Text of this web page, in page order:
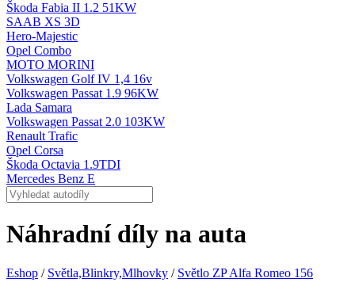
Škoda Fabia II 1.2 51KW
SAAB XS 3D
Hero-Majestic
Opel Combo
MOTO MORINI
Volkswagen Golf IV 1,4 16v
Volkswagen Passat 1.9 96KW
Lada Samara
Volkswagen Passat 2.0 103KW
Renault Trafic
Opel Corsa
Škoda Octavia 1.9TDI
Mercedes Benz E
Náhradní díly na auta
Eshop / Světla,Blinkry,Mlhovky / Světlo ZP Alfa Romeo 156